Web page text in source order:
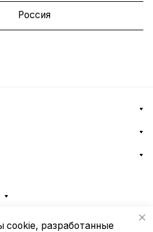
Россия
cookie, разработанные